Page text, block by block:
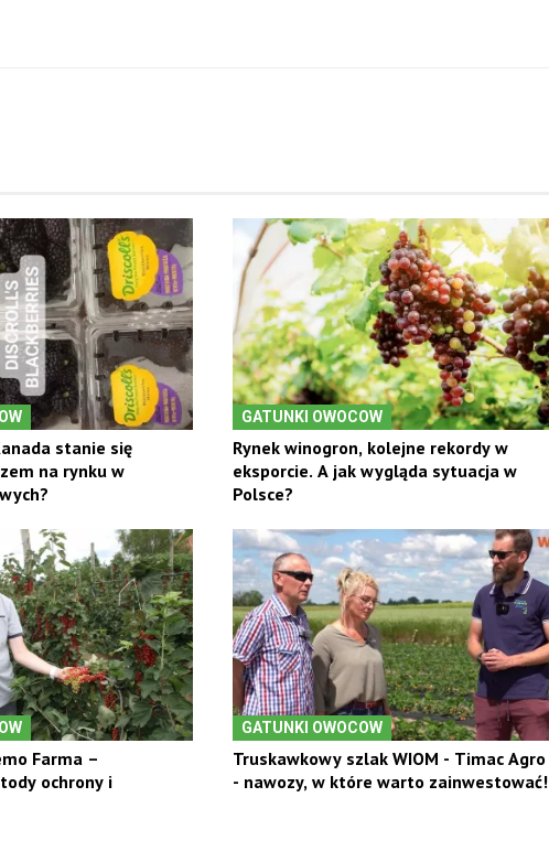
stanie się
na rynku w
GATUNKI OWOCOW
Rynek winogron, kolejne rekordy w
eksporcie. A jak wygląda sytuacja w
Polsce?
Farma –
ochrony i
GATUNKI OWOCOW
Truskawkowy szlak WIOM - Timac Agro
- nawozy, w które warto zainwestować!